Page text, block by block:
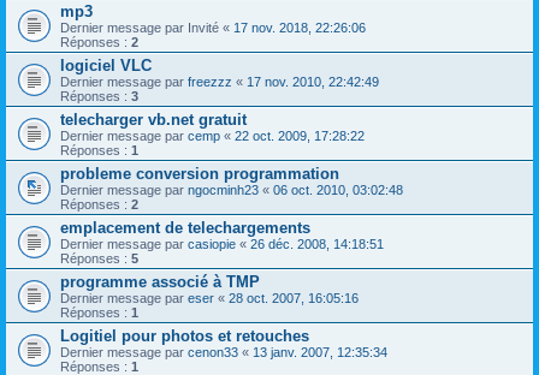
mp3
Dernier message par Invité « 17 nov. 2018, 22:26:06
Réponses : 2
logiciel VLC
Dernier message par freezzz « 17 nov. 2010, 22:42:49
Réponses : 3
telecharger vb.net gratuit
Dernier message par cemp « 22 oct. 2009, 17:28:22
Réponses : 1
probleme conversion programmation
Dernier message par ngocminh23 « 06 oct. 2010, 03:02:48
Réponses : 2
emplacement de telechargements
Dernier message par casiopie « 26 déc. 2008, 14:18:51
Réponses : 5
programme associé à TMP
Dernier message par eser « 28 oct. 2007, 16:05:16
Réponses : 1
Logitiel pour photos et retouches
Dernier message par cenon33 « 13 janv. 2007, 12:35:34
Réponses : 1